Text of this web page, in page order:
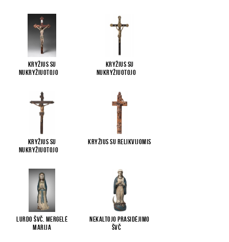
Kryžius su
Nukryžiuotojo
Kryžius su
Nukryžiuotojo
Kryžius su
Nukryžiuotojo
Kryžius su relikvijomis
Lurdo Švč. Mergelė
Marija
Nekaltojo Prasidėjimo
Švč